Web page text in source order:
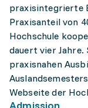
praxisintegrierte
Praxisanteil von
Hochschule
dauert vier
praxisnahen
Webseite der